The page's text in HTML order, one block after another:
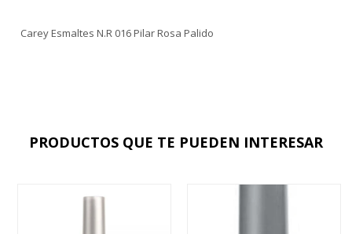
Carey Esmaltes N.R 016 Pilar Rosa Palido
PRODUCTOS QUE TE PUEDEN INTERESAR